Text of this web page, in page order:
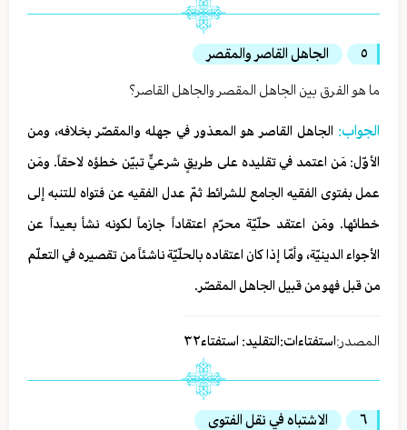
٥
الجاهل القاصر والمقصر
ما هو الفرق بين الجاهل المقصر والجاهل القاصر؟
الجواب: الجاهل القاصر هو المعذور في جهله والمقصّر بخلافه، ومن
الأوّل: مَن اعتمد في تقليده على طريقٍ شرعيٍّ تبيّن خطؤه لاحقاً. ومَن
عمل بفتوى الفقيه الجامع للشرائط ثمّ عدل الفقيه عن فتواه للتنبه إلى
خطائها. ومَن اعتقد حلّيّة محرّم اعتقاداً جازماً لكونه نشأ بعيداً عن
الأجواء الدينيّة، وأمّا إذا كان اعتقاده بالحلّيّة ناشئاً من تقصيره في التعلّم
من قبل فهو من قبيل الجاهل المقصّر.
المصدر:استفتاءات:التقليد: استفتاء٣٢
٦
الاشتباه في نقل الفتوى